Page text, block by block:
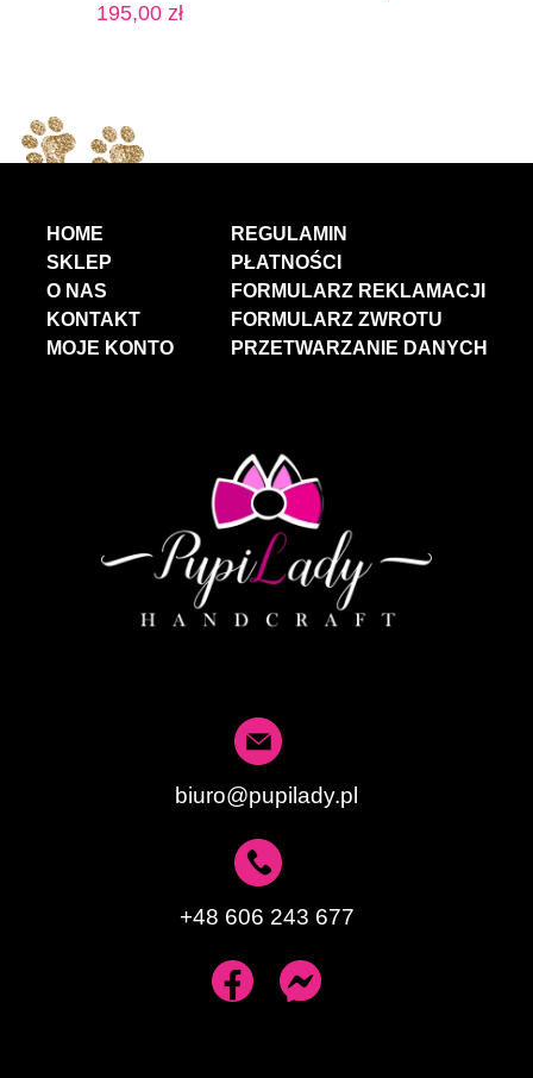
195,00zł
HOME
SKLEP
O NAS
KONTAKT
MOJE KONTO
REGULAMIN
PŁATNOŚCI
FORMULARZ REKLAMACJI
FORMULARZ ZWROTU
PRZETWARZANIE DANYCH
biuro@pupilady.pl
+48 606 243 677